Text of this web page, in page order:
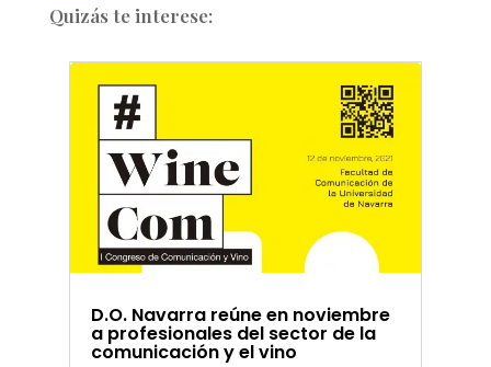
Quizás te interese:
D.O. Navarra reúne en noviembre
a profesionales del sector de la
comunicación y el vino